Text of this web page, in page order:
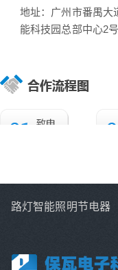
地址：广州市番禺大
能科技园总部中心2号
路灯智能照明节电器